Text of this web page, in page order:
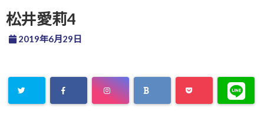
松井愛莉4
2019年6月29日